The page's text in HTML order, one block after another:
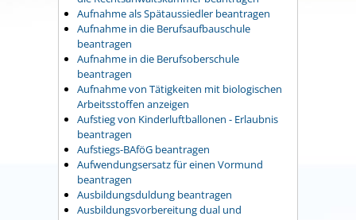
Aufnahme als Spätaussiedler beantragen
Aufnahme in die Berufsaufbauschule
beantragen
Aufnahme in die Berufsoberschule
beantragen
Aufnahme von Tätigkeiten mit biologischen
Arbeitsstoffen anzeigen
Aufstieg von Kinderluftballonen - Erlaubnis
beantragen
Aufstiegs-BAföG beantragen
Aufwendungsersatz für einen Vormund
beantragen
Ausbildungsduldung beantragen
Ausbildungsvorbereitung dual und